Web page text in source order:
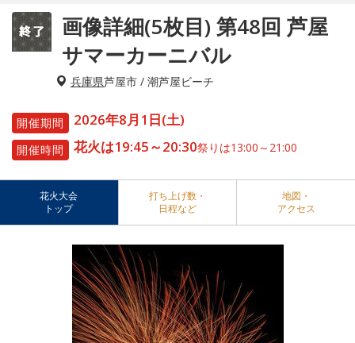
画像詳細(5枚目) 第48回 芦屋
サマーカーニバル
兵庫県芦屋市 / 潮芦屋ビーチ
開催期間 2026年8月1日(土)
開催時間 花火は19:45～20:30祭りは13:00～21:00
花火大会
トップ
打ち上げ数・
日程など
地図・
アクセス